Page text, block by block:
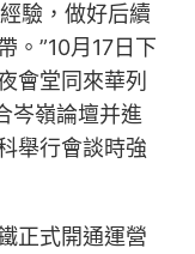
驗，做好后續
。”10月17日下
會堂同來華列
岑嶺論壇并進
舉行會談時強
正式開通運營